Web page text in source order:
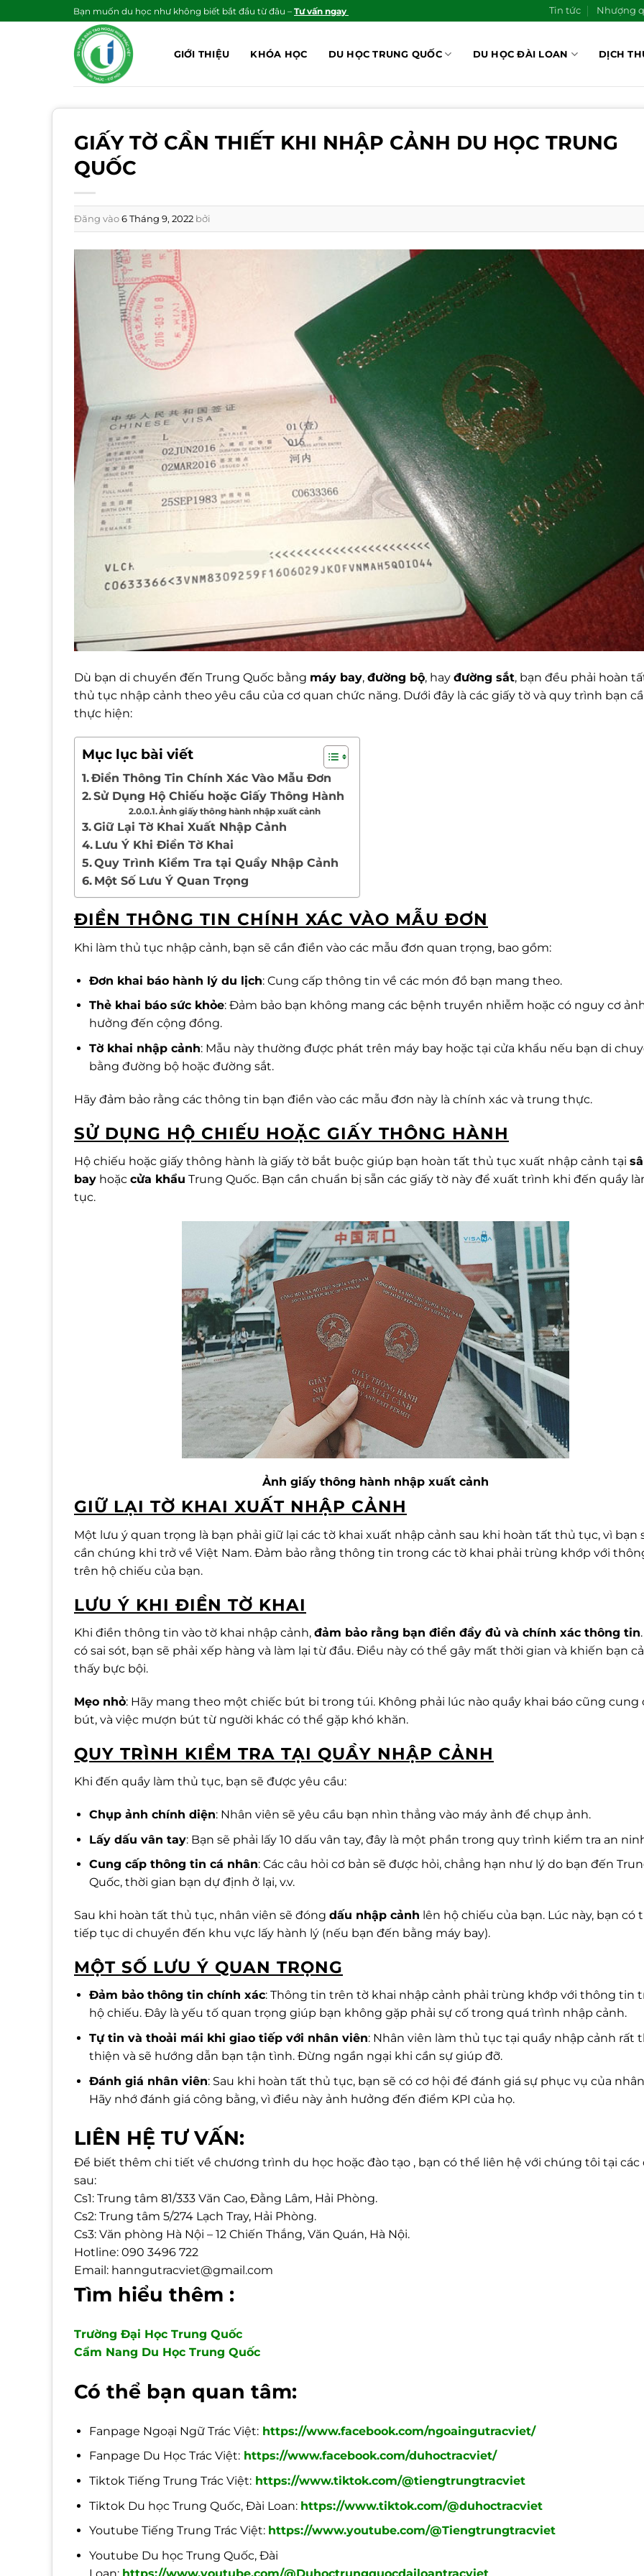
qua
Bạn muốn du học như không biết bắt đầu từ đâu – Tư vấn ngay Tin tức Nhượng
GIỚI THIỆU KHÓA HỌC DU HỌC TRUNG QUỐC DU HỌC ĐÀI LOAN DỊCH
GIẤY TỜ CẦN THIẾT KHI NHẬP CẢNH DU HỌC TRUNG
QUỐC
Đăng vào6 Tháng 9, 2022 bởi
Dù bạn di chuyển đến Trung Quốc bằng máy bay, đường bộ, hay đường sắt, bạn đều phải hoàn
thủ tục nhập cảnh theo yêu cầu của cơ quan chức năng. Dưới đây là các giấy tờ và quy trình bạn
thực hiện:
Mục lục bài viết
Điền Thông Tin Chính Xác Vào Mẫu Đơn
Sử Dụng Hộ Chiếu hoặc Giấy Thông Hành
Ảnh giấy thông hành nhập xuất cảnh
Giữ Lại Tờ Khai Xuất Nhập Cảnh
Lưu Ý Khi Điền Tờ Khai
Quy Trình Kiểm Tra tại Quầy Nhập Cảnh
Một Số Lưu Ý Quan Trọng
ĐIỀN THÔNG TIN CHÍNH XÁC VÀO MẪU ĐƠN
Khi làm thủ tục nhập cảnh, bạn sẽ cần điền vào các mẫu đơn quan trọng, bao gồm:
Đơn khai báo hành lý du lịch: Cung cấp thông tin về các món đồ bạn mang theo.
Thẻ khai báo sức khỏe: Đảm bảo bạn không mang các bệnh truyền nhiễm hoặc có nguy cơ
hưởng đến cộng đồng.
Tờ khai nhập cảnh: Mẫu này thường được phát trên máy bay hoặc tại cửa khẩu nếu bạn di
bằng đường bộ hoặc đường sắt.
Hãy đảm bảo rằng các thông tin bạn điền vào các mẫu đơn này là chính xác và trung thực.
SỬ DỤNG HỘ CHIẾU HOẶC GIẤY THÔNG HÀNH
Hộ chiếu hoặc giấy thông hành là giấy tờ bắt buộc giúp bạn hoàn tất thủ tục xuất nhập cảnh tại
bay hoặc cửa khẩu Trung Quốc. Bạn cần chuẩn bị sẵn các giấy tờ này để xuất trình khi đến quầy
tục.
Ảnh giấy thông hành nhập xuất cảnh
GIỮ LẠI TỜ KHAI XUẤT NHẬP CẢNH
Một lưu ý quan trọng là bạn phải giữ lại các tờ khai xuất nhập cảnh sau khi hoàn tất thủ tục, vì bạn
cần chúng khi trở về Việt Nam. Đảm bảo rằng thông tin trong các tờ khai phải trùng khớp với
trên hộ chiếu của bạn.
LƯU Ý KHI ĐIỀN TỜ KHAI
Khi điền thông tin vào tờ khai nhập cảnh, đảm bảo rằng bạn điền đầy đủ và chính xác thông tin
có sai sót, bạn sẽ phải xếp hàng và làm lại từ đầu. Điều này có thể gây mất thời gian và khiến bạn
thấy bực bội.
Mẹo nhỏ: Hãy mang theo một chiếc bút bi trong túi. Không phải lúc nào quầy khai báo cũng cung
bút, và việc mượn bút từ người khác có thể gặp khó khăn.
QUY TRÌNH KIỂM TRA TẠI QUẦY NHẬP CẢNH
Khi đến quầy làm thủ tục, bạn sẽ được yêu cầu:
Chụp ảnh chính diện: Nhân viên sẽ yêu cầu bạn nhìn thẳng vào máy ảnh để chụp ảnh.
Lấy dấu vân tay: Bạn sẽ phải lấy 10 dấu vân tay, đây là một phần trong quy trình kiểm tra an
Cung cấp thông tin cá nhân: Các câu hỏi cơ bản sẽ được hỏi, chẳng hạn như lý do bạn đến
Quốc, thời gian bạn dự định ở lại, v.v.
Sau khi hoàn tất thủ tục, nhân viên sẽ đóng dấu nhập cảnh lên hộ chiếu của bạn. Lúc này, bạn có
tiếp tục di chuyển đến khu vực lấy hành lý (nếu bạn đến bằng máy bay).
MỘT SỐ LƯU Ý QUAN TRỌNG
Đảm bảo thông tin chính xác: Thông tin trên tờ khai nhập cảnh phải trùng khớp với thông tin
hộ chiếu. Đây là yếu tố quan trọng giúp bạn không gặp phải sự cố trong quá trình nhập cảnh.
Tự tin và thoải mái khi giao tiếp với nhân viên: Nhân viên làm thủ tục tại quầy nhập cảnh rất
thiện và sẽ hướng dẫn bạn tận tình. Đừng ngần ngại khi cần sự giúp đỡ.
Đánh giá nhân viên: Sau khi hoàn tất thủ tục, bạn sẽ có cơ hội để đánh giá sự phục vụ của
Hãy nhớ đánh giá công bằng, vì điều này ảnh hưởng đến điểm KPI của họ.
LIÊN HỆ TƯ VẤN:
Để biết thêm chi tiết về chương trình du học hoặc đào tạo , bạn có thể liên hệ với chúng tôi tại các
sau:
Cs1: Trung tâm 81/333 Văn Cao, Đằng Lâm, Hải Phòng.
Cs2: Trung tâm 5/274 Lạch Tray, Hải Phòng.
Cs3: Văn phòng Hà Nội – 12 Chiến Thắng, Văn Quán, Hà Nội.
Hotline: 090 3496 722
Email: hanngutracviet@gmail.com
Tìm hiểu thêm :
Trường Đại Học Trung Quốc
Cẩm Nang Du Học Trung Quốc
Có thể bạn quan tâm:
Fanpage Ngoại Ngữ Trác Việt: https://www.facebook.com/ngoaingutracviet/
Fanpage Du Học Trác Việt:https://www.facebook.com/duhoctracviet/
Tiktok Tiếng Trung Trác Việt: https://www.tiktok.com/@tiengtrungtracviet
Tiktok Du học Trung Quốc, Đài Loan: https://www.tiktok.com/@duhoctracviet
Youtube Tiếng Trung Trác Việt: https://www.youtube.com/@Tiengtrungtracviet
Youtube Du học Trung Quốc, Đài